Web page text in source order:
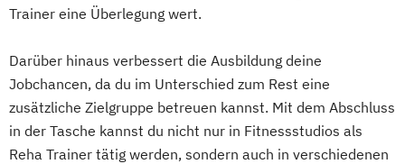
Trainer eine Überlegung wert.
Darüber hinaus verbessert die Ausbildung deine
Jobchancen, da du im Unterschied zum Rest eine
zusätzliche Zielgruppe betreuen kannst. Mit dem Abschluss
in der Tasche kannst du nicht nur in Fitnessstudios als
Reha Trainer tätig werden, sondern auch in verschiedenen